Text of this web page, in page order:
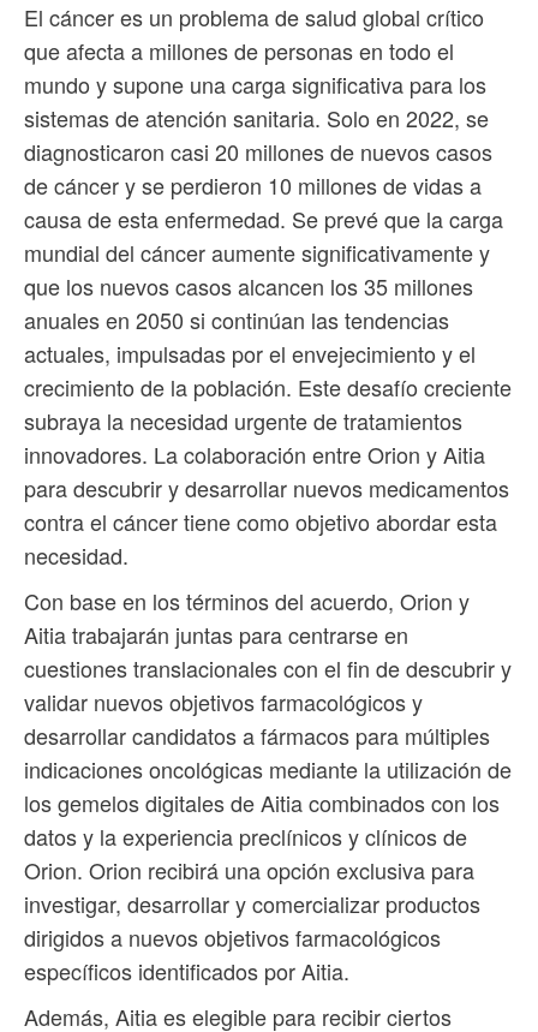
El cáncer es un problema de salud global crítico
que afecta a millones de personas en todo el
mundo y supone una carga significativa para los
sistemas de atención sanitaria. Solo en 2022, se
diagnosticaron casi 20 millones de nuevos casos
de cáncer y se perdieron 10 millones de vidas a
causa de esta enfermedad. Se prevé que la carga
mundial del cáncer aumente significativamente y
que los nuevos casos alcancen los 35 millones
anuales en 2050 si continúan las tendencias
actuales, impulsadas por el envejecimiento y el
crecimiento de la población. Este desafío creciente
subraya la necesidad urgente de tratamientos
innovadores. La colaboración entre Orion y Aitia
para descubrir y desarrollar nuevos medicamentos
contra el cáncer tiene como objetivo abordar esta
necesidad.
Con base en los términos del acuerdo, Orion y
Aitia trabajarán juntas para centrarse en
cuestiones translacionales con el fin de descubrir y
validar nuevos objetivos farmacológicos y
desarrollar candidatos a fármacos para múltiples
indicaciones oncológicas mediante la utilización de
los gemelos digitales de Aitia combinados con los
datos y la experiencia preclínicos y clínicos de
Orion. Orion recibirá una opción exclusiva para
investigar, desarrollar y comercializar productos
dirigidos a nuevos objetivos farmacológicos
específicos identificados por Aitia.
Además, Aitia es elegible para recibir ciertos